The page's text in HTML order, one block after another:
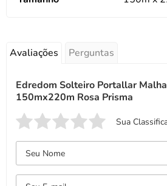
Avaliações Perguntas
Edredom Solteiro Portallar
150mx220m Rosa Prisma
Sua